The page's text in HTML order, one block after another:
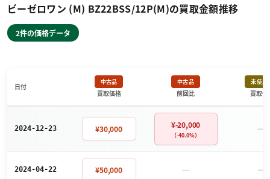
ビーゼロワン (M) BZ22BSS/12P(M)の買取金額推移
2件の価格データ
日付
中古品
買取価格
中古品
前回比
未使用
買取価
2024-12-23 ¥30,000 ¥-20,000
（-40.0%） －
2024-04-22 ¥50,000 － －